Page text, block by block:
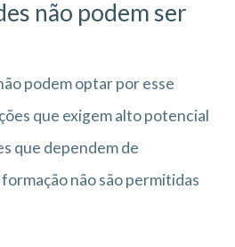
não podem ser
podem optar por esse
que exigem alto potencial
que dependem de
não são permitidas